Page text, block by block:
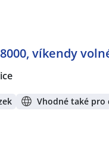
víkendy
Vhodné také pro